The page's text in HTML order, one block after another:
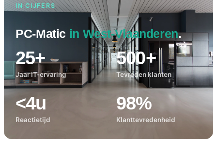
IN CIJFERS
PC-Matic in West-Vlaanderen.
25+
Jaar IT-ervaring
500+
Tevreden klanten
<4u
Reactietijd
98%
Klanttevredenheid